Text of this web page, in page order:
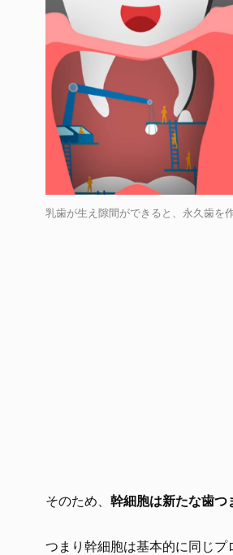
乳歯が生え隙間ができると、永久歯を
そのため、 幹細胞は新たな歯つ
つまり幹細胞は基本的に同じ